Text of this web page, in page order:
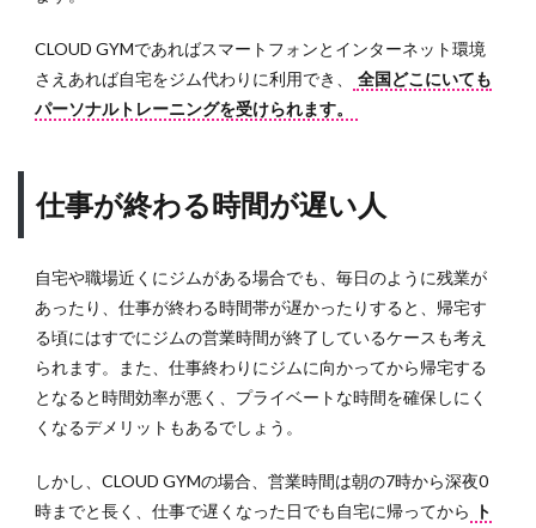
CLOUD GYMであればスマートフォンとインターネット環境
さえあれば自宅をジム代わりに利用でき、
全国どこにいても
パーソナルトレーニングを受けられます。
仕事が終わる時間が遅い人
自宅や職場近くにジムがある場合でも、毎日のように残業が
あったり、仕事が終わる時間帯が遅かったりすると、帰宅す
る頃にはすでにジムの営業時間が終了しているケースも考え
られます。また、仕事終わりにジムに向かってから帰宅する
となると時間効率が悪く、プライベートな時間を確保しにく
くなるデメリットもあるでしょう。
しかし、CLOUD GYMの場合、営業時間は朝の7時から深夜0
時までと長く、仕事で遅くなった日でも自宅に帰ってから
ト